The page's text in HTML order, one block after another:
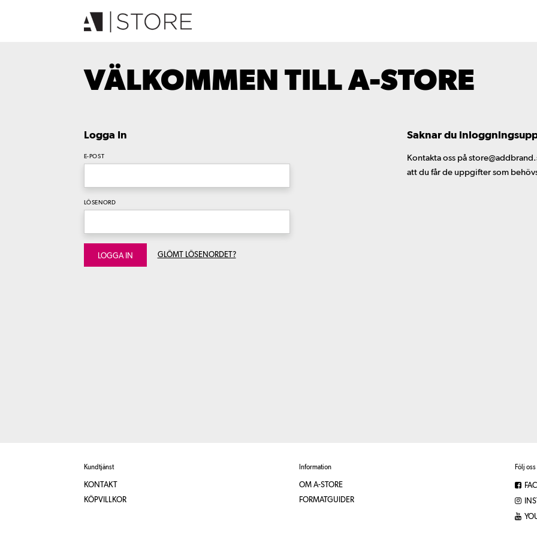
VÄLKOMMEN TILL A-STORE
Logga In
E-POST
LÖSENORD
LOGGA IN GLÖMT LÖSENORDET?
Saknar du
Kontakta oss på
att du får de uppgifter som
Kundtjänst
KONTAKT
KÖPVILLKOR
Information
OM A-STORE
FORMATGUIDER
Följ oss